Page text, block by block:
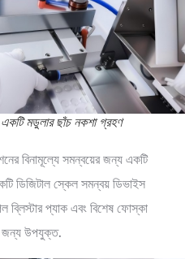
মডুলার ছাঁচ নকশা গ্রহণ
বিনামূল্যে সমন্বয়ের জন্য একটি
ডিজিটাল স্কেল সমন্বয় ডিভাইস
ব্লিস্টার প্যাক এবং বিশেষ ফোস্কা
জন্য উপযুক্ত.